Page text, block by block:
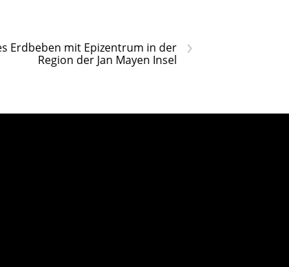
›
Erdbeben mit Epizentrum in der
Region der Jan Mayen Insel